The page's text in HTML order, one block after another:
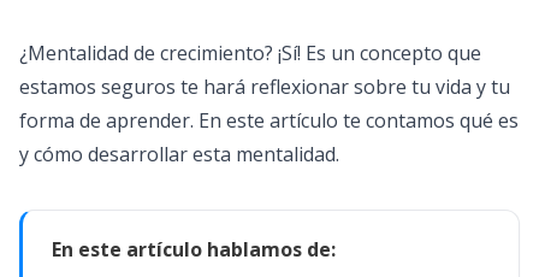
¿Mentalidad de crecimiento? ¡Sí! Es un concepto que
estamos seguros te hará reflexionar sobre tu vida y tu
forma de aprender. En este artículo te contamos qué es
y cómo desarrollar esta mentalidad.
En este artículo hablamos de: